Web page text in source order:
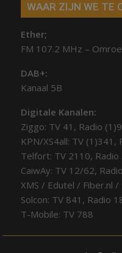
WAAR ZIJN WE TE
Ether;
FM 107.2 MHz –
DAB+:
Kanaal 5B
Digitale Kanalen:
Ziggo: TV 41, Radio
KPN/XS4all: TV (1)341,
Telfort: TV 2110, Radio
CaiwAy: TV 12/62,
XMS / Edutel / Fiber.nl
Solcon: TV 841, Radio
T-Mobile: TV 788